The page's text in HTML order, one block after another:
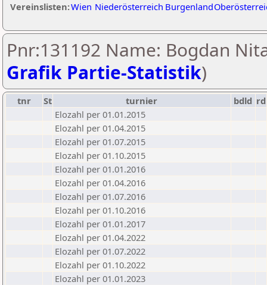
Vereinslisten:Wien Niederösterreich Burgenland
Pnr:131192 Name: Bogdan
Grafik Partie-Statistik)
tnr St turnier bdld rd
Elozahl per 01.01.2015
Elozahl per 01.04.2015
Elozahl per 01.07.2015
Elozahl per 01.10.2015
Elozahl per 01.01.2016
Elozahl per 01.04.2016
Elozahl per 01.07.2016
Elozahl per 01.10.2016
Elozahl per 01.01.2017
Elozahl per 01.04.2022
Elozahl per 01.07.2022
Elozahl per 01.10.2022
Elozahl per 01.01.2023